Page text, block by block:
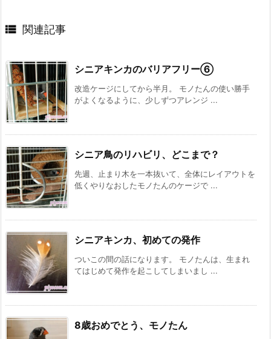
 関連記事
シニアキンカのバリアフリー⑥
改造ケージにしてから半月。 モノたんの使い勝手
がよくなるように、少しずつアレンジ ...
シニア鳥のリハビリ、どこまで？
先週、止まり木を一本抜いて、全体にレイアウトを
低くやりなおしたモノたんのケージで ...
シニアキンカ、初めての発作
ついこの間の話になります。 モノたんは、生まれ
てはじめて発作を起こしてしまいまし ...
8歳おめでとう、モノたん